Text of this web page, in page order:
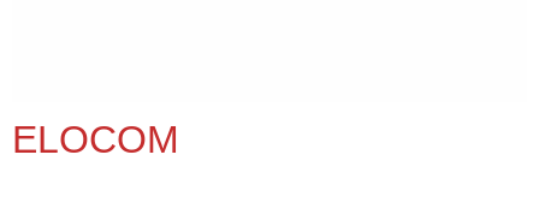
ELOCOM